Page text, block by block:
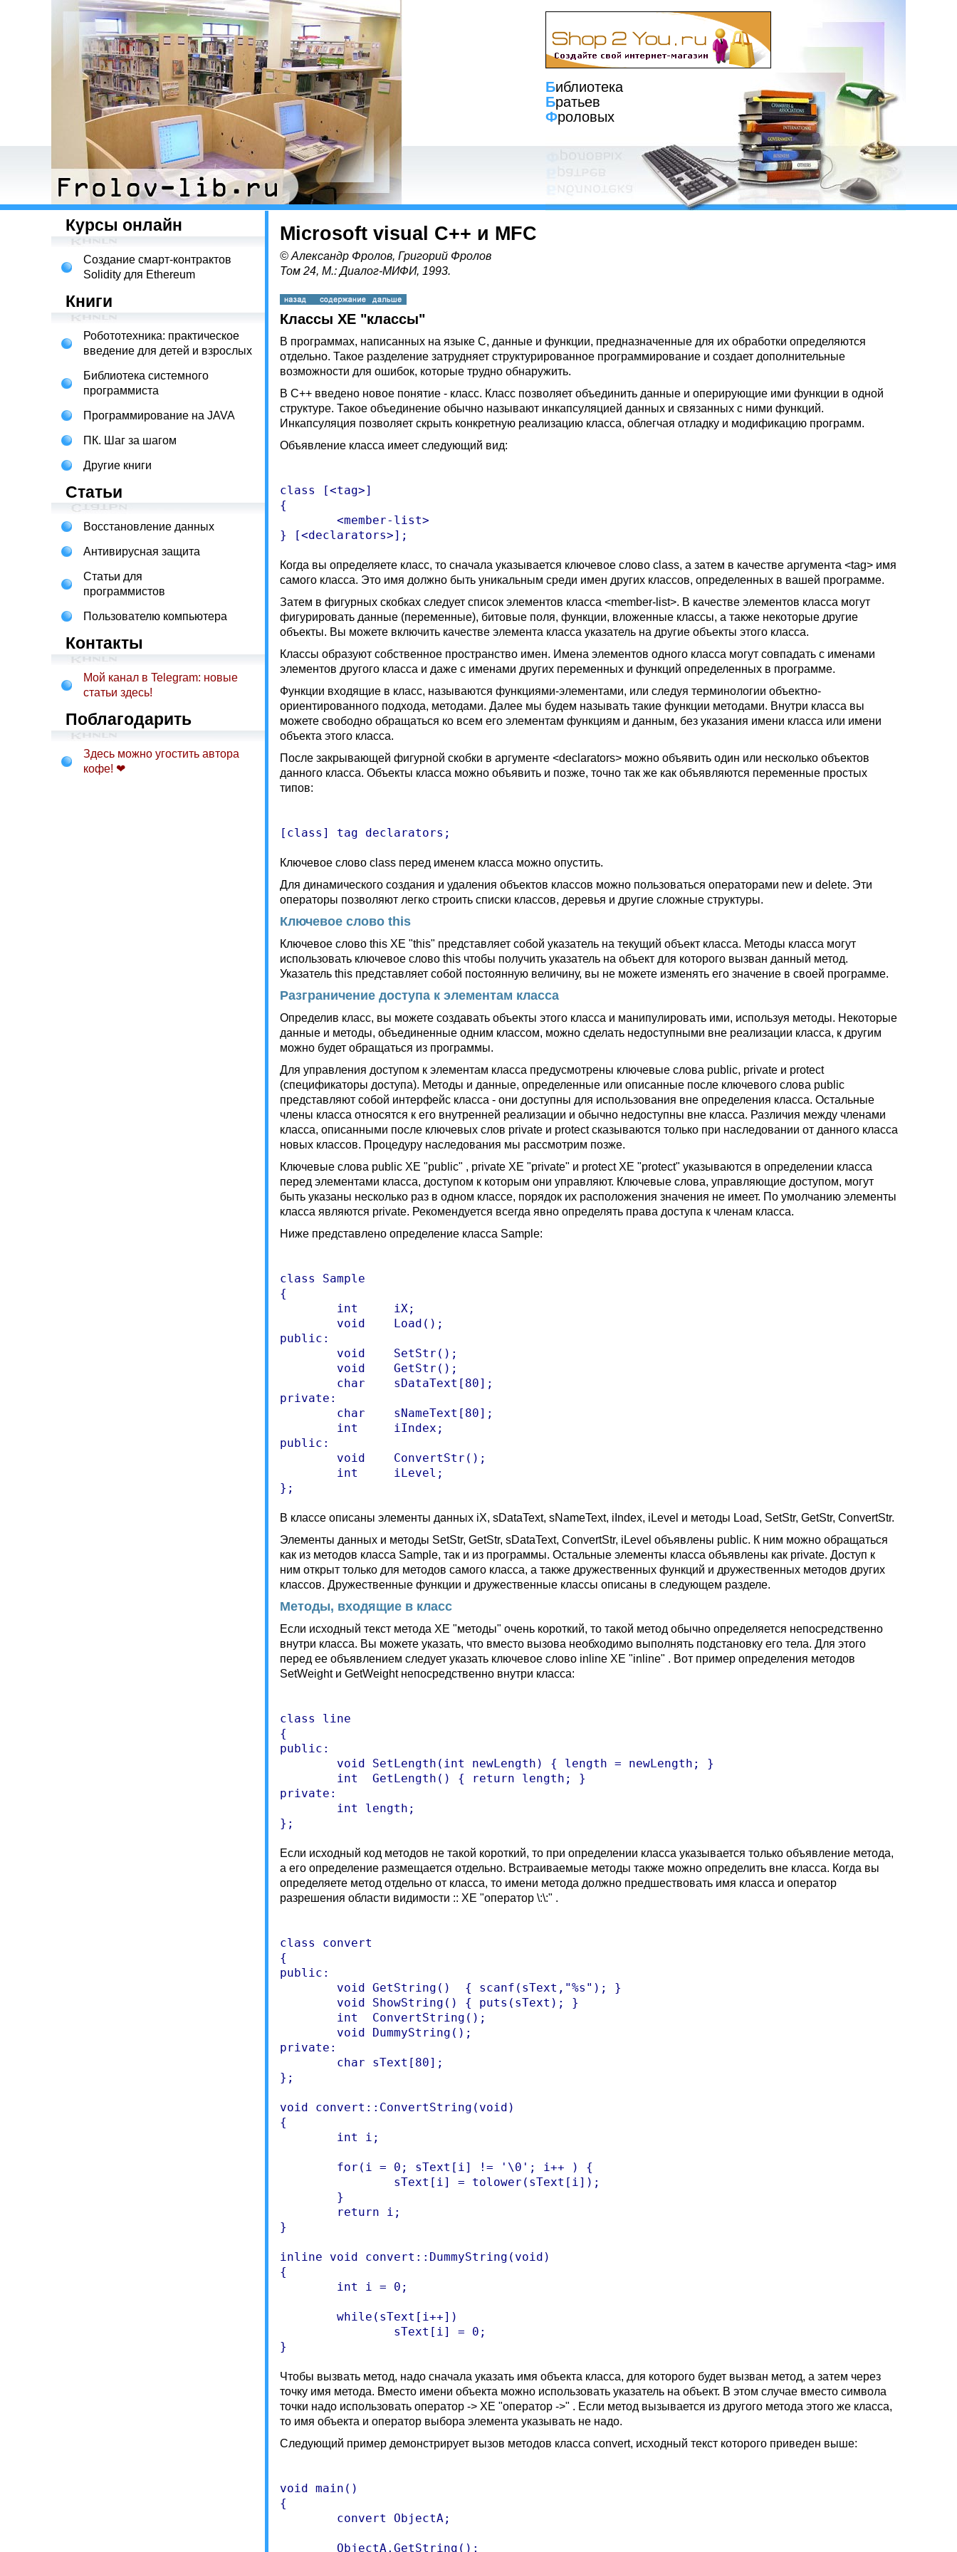
Библиотека
Братьев
Фроловых
Курсы онлайн
Создание смарт-контрактов
Solidity для Ethereum
Книги
Робототехника: практическое
введение для детей и взрослых
Библиотека системного
программиста
Программирование на JAVA
ПК. Шаг за шагом
Другие книги
Статьи
Восстановление данных
Антивирусная защита
Статьи для
программистов
Пользователю компьютера
Контакты
Мой канал в Telegram: новые
статьи здесь!
Поблагодарить
Здесь можно угостить автора
кофе! ❤
Microsoft visual C++ и MFC
© Александр Фролов, Григорий Фролов
Том 24, М.: Диалог-МИФИ, 1993.
Классы XE "классы"
В программах, написанных на языке С, данные и функции, предназначенные для их обработки определяются
отдельно. Такое разделение затрудняет структурированное программирование и создает дополнительные
возможности для ошибок, которые трудно обнаружить.
В С++ введено новое понятие - класс. Класс позволяет объединить данные и оперирующие ими функции в одной
структуре. Такое объединение обычно называют инкапсуляцией данных и связанных с ними функций.
Инкапсуляция позволяет скрыть конкретную реализацию класса, облегчая отладку и модификацию программ.
Объявление класса имеет следующий вид:
class [<tag>]
{
Когда вы определяете класс, то сначала указывается ключевое слово class, а затем в качестве аргумента <tag> имя
самого класса. Это имя должно быть уникальным среди имен других классов, определенных в вашей программе.
Затем в фигурных скобках следует список элементов класса <member-list>. В качестве элементов класса могут
фигурировать данные (переменные), битовые поля, функции, вложенные классы, а также некоторые другие
объекты. Вы можете включить качестве элемента класса указатель на другие объекты этого класса.
Классы образуют собственное пространство имен. Имена элементов одного класса могут совпадать с именами
элементов другого класса и даже с именами других переменных и функций определенных в программе.
Функции входящие в класс, называются функциями-элементами, или следуя терминологии объектно-
ориентированного подхода, методами. Далее мы будем называть такие функции методами. Внутри класса вы
можете свободно обращаться ко всем его элементам функциям и данным, без указания имени класса или имени
объекта этого класса.
После закрывающей фигурной скобки в аргументе <declarators> можно объявить один или несколько объектов
данного класса. Объекты класса можно объявить и позже, точно так же как объявляются переменные простых
типов:
Ключевое слово class перед именем класса можно опустить.
Для динамического создания и удаления объектов классов можно пользоваться операторами new и delete. Эти
операторы позволяют легко строить списки классов, деревья и другие сложные структуры.
Ключевое слово this
Ключевое слово this XE "this" представляет собой указатель на текущий объект класса. Методы класса могут
использовать ключевое слово this чтобы получить указатель на объект для которого вызван данный метод.
Указатель this представляет собой постоянную величину, вы не можете изменять его значение в своей программе.
Разграничение доступа к элементам класса
Определив класс, вы можете создавать объекты этого класса и манипулировать ими, используя методы. Некоторые
данные и методы, объединенные одним классом, можно сделать недоступными вне реализации класса, к другим
можно будет обращаться из программы.
Для управления доступом к элементам класса предусмотрены ключевые слова public, private и protect
(спецификаторы доступа). Методы и данные, определенные или описанные после ключевого слова public
представляют собой интерфейс класса - они доступны для использования вне определения класса. Остальные
члены класса относятся к его внутренней реализации и обычно недоступны вне класса. Различия между членами
класса, описанными после ключевых слов private и protect сказываются только при наследовании от данного класса
новых классов. Процедуру наследования мы рассмотрим позже.
Ключевые слова public XE "public" , private XE "private" и protect XE "protect" указываются в определении класса
перед элементами класса, доступом к которым они управляют. Ключевые слова, управляющие доступом, могут
быть указаны несколько раз в одном классе, порядок их расположения значения не имеет. По умолчанию элементы
класса являются private. Рекомендуется всегда явно определять права доступа к членам класса.
Ниже представлено определение класса Sample:
class Sample
{
public:
private:
public:
В классе описаны элементы данных iX, sDataText, sNameText, iIndex, iLevel и методы Load, SetStr, GetStr, ConvertStr.
Элементы данных и методы SetStr, GetStr, sDataText, ConvertStr, iLevel объявлены public. К ним можно обращаться
как из методов класса Sample, так и из программы. Остальные элементы класса объявлены как private. Доступ к
ним открыт только для методов самого класса, а также дружественных функций и дружественных методов других
классов. Дружественные функции и дружественные классы описаны в следующем разделе.
Методы, входящие в класс
Если исходный текст метода XE "методы" очень короткий, то такой метод обычно определяется непосредственно
внутри класса. Вы можете указать, что вместо вызова необходимо выполнять подстановку его тела. Для этого
перед ее объявлением следует указать ключевое слово inline XE "inline" . Вот пример определения методов
SetWeight и GetWeight непосредственно внутри класса:
class line
{
public:
private:
Если исходный код методов не такой короткий, то при определении класса указывается только объявление метода,
а его определение размещается отдельно. Встраиваемые методы также можно определить вне класса. Когда вы
определяете метод отдельно от класса, то имени метода должно предшествовать имя класса и оператор
разрешения области видимости :: XE "оператор \:\:" .
class convert
{
public:
private:
};
void convert::ConvertString(void)
{
}
inline void convert::DummyString(void)
{
Чтобы вызвать метод, надо сначала указать имя объекта класса, для которого будет вызван метод, а затем через
точку имя метода. Вместо имени объекта можно использовать указатель на объект. В этом случае вместо символа
точки надо использовать оператор -> XE "оператор ->" . Если метод вызывается из другого метода этого же класса,
то имя объекта и оператор выбора элемента указывать не надо.
Следующий пример демонстрирует вызов методов класса convert, исходный текст которого приведен выше:
void main()
{